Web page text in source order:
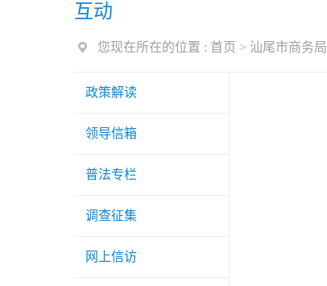
互动
您现在所在的位置 : 首页 > 汕尾市商务局
政策解读
领导信箱
普法专栏
调查征集
网上信访